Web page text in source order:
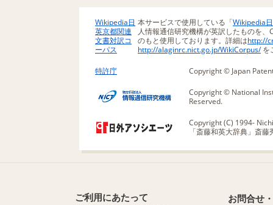
Wikipedia日
英京都関連
文書対訳コ
ーパス
本サービスで使用している「Wikipedia
人情報通信研究機構が英訳したものを
のもと使用しております。詳細はhttp://
http://alaginrc.nict.go.jp/WikiCorpus/を
特許庁 Copyright © Japan
Copyright © National
Reserved.
Copyright (C) 1994-
「斎藤和英大辞典」斎
ご利用にあたって お問合せ